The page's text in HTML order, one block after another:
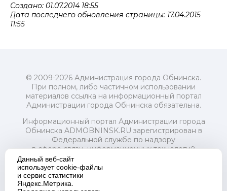
Создано: 01.07.2014 18:55
Дата последнего обновления страницы: 17.04.2015
11:55
© 2009-2026 Администрация города Обнинска.
При полном, либо частичном использовании
материалов ссылка на информационный портал
Администрации города Обнинска обязательна.
Информационный портал Администрации города
Обнинска ADMOBNINSK.RU зарегистрирован в
Федеральной службе по надзору
в сфере связи, информационных технологий
и массовых коммуникаций (Роскомнадзор) 24 июля
2018 года.
Свидетельство о регистрации Эл № ФС77-73321
Данный веб-сайт
использует cookie-файлы
и сервис статистики
Яндекс.Метрика.